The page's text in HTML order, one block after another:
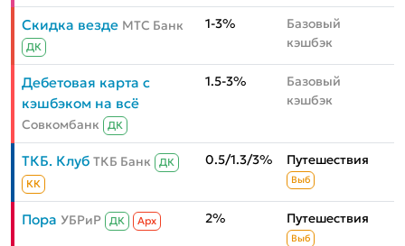
Скидка везде МТС Банк
ДК
1-3%
Базовый
кэшбэк
Дебетовая карта с
кэшбэком на всё
Совкомбанк ДК
1.5-3%
Базовый
кэшбэк
ТКБ. Клуб ТКБ Банк
ДК
КК
0.5/1.3/3% Путешествия
Выб
Пора УБРиР ДК Aрх 2% Путешествия
Выб